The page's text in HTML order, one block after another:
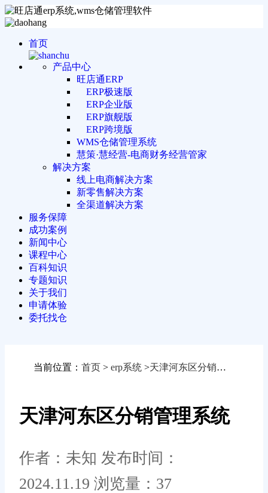
首页
产品中心
旺店通ERP
ERP极速版
ERP企业版
ERP旗舰版
ERP跨境版
WMS仓储管理系统
慧策·慧经营-电商财务经营管家
解决方案
线上电商解决方案
新零售解决方案
全渠道解决方案
服务保障
成功案例
新闻中心
课程中心
百科知识
专题知识
关于我们
申请体验
委托找仓
当前位置： 首页 > erp系统 >天津河东区分销管理系统
天津河东区分销管理系统
作者：未知 发布时间：
2024.11.19 浏览量：37